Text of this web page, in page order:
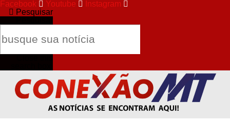
Facebook Youtube
Instagram
Pesquisar